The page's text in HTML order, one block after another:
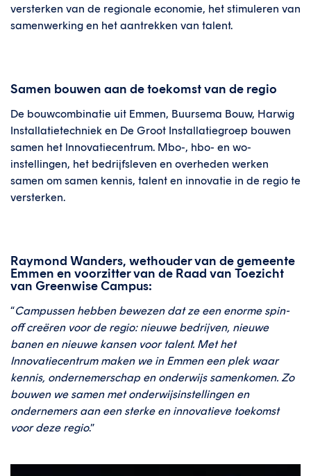
versterken van de regionale economie, het stimuleren van
samenwerking en het aantrekken van talent.
Samen bouwen aan de toekomst van de regio
De bouwcombinatie uit Emmen, Buursema Bouw, Harwig
Installatietechniek en De Groot Installatiegroep bouwen
samen het Innovatiecentrum. Mbo-, hbo- en wo-
instellingen, het bedrijfsleven en overheden werken
samen om samen kennis, talent en innovatie in de regio te
versterken.
Raymond Wanders, wethouder van de gemeente
Emmen en voorzitter van de Raad van Toezicht
van Greenwise Campus:
“Campussen hebben bewezen dat ze een enorme spin-
off creëren voor de regio: nieuwe bedrijven, nieuwe
banen en nieuwe kansen voor talent. Met het
Innovatiecentrum maken we in Emmen een plek waar
kennis, ondernemerschap en onderwijs samenkomen. Zo
bouwen we samen met onderwijsinstellingen en
ondernemers aan een sterke en innovatieve toekomst
voor deze regio.”